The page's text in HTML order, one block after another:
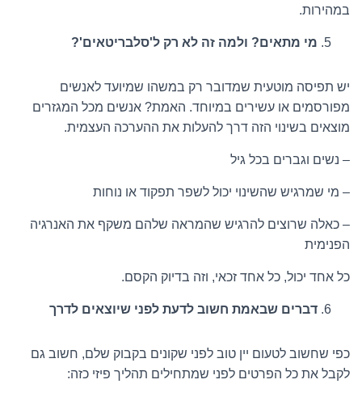
במהירות.
מי מתאים? ולמה זה לא רק ל'סלבריטאים'?
יש תפיסה מוטעית שמדובר רק במשהו שמיועד לאנשים
מפורסמים או עשירים במיוחד. האמת? אנשים מכל המגזרים
מוצאים בשינוי הזה דרך להעלות את ההערכה העצמית.
– נשים וגברים בכל גיל
– מי שמרגיש שהשינוי יכול לשפר תפקוד או נוחות
– כאלה שרוצים להרגיש שהמראה שלהם משקף את האנרגיה
הפנימית
כל אחד יכול, כל אחד זכאי, וזה בדיוק הקסם.
דברים שבאמת חשוב לדעת לפני שיוצאים לדרך
כפי שחשוב לטעום יין טוב לפני שקונים בקבוק שלם, חשוב גם
לקבל את כל הפרטים לפני שמתחילים תהליך פיזי כזה: